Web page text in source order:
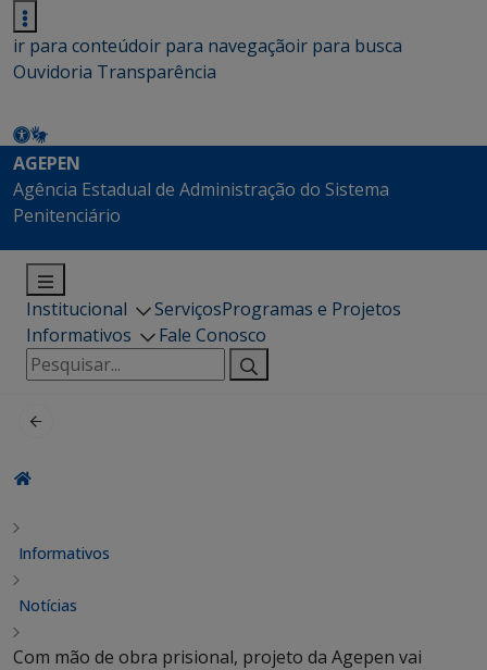
ir para conteúdoir para navegaçãoir para busca
Ouvidoria Transparência
AGEPEN
Agência Estadual de Administração do Sistema
Penitenciário
Institucional ServiçosProgramas e Projetos
Informativos
Fale Conosco
Pesquisar
por:
Informativos
Notícias
Com mão de obra prisional, projeto da Agepen vai